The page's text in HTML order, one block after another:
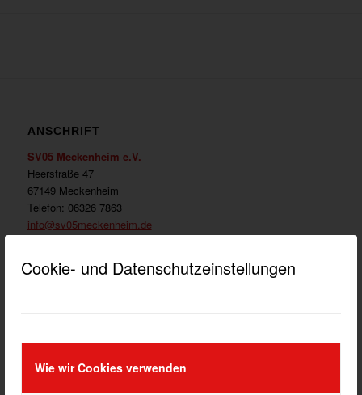
Cookie- und Datenschutzeinstellungen
Wie wir Cookies verwenden
ANSCHRIFT
SV05 Meckenheim e.V.
Heerstraße 47
67149 Meckenheim
Telefon: 06326 7863
info@sv05meckenheim.de
DATENSCHUTZ HINWEISE
DOKUMENTE HERUNTERLADEN